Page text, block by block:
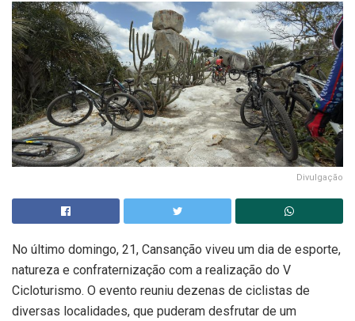
Divulgação
No último domingo, 21, Cansanção viveu um dia de esporte,
natureza e confraternização com a realização do V
Cicloturismo. O evento reuniu dezenas de ciclistas de
diversas localidades, que puderam desfrutar de um